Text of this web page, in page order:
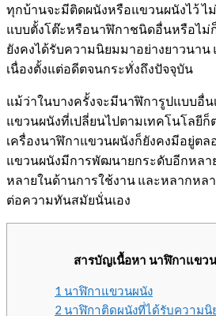
ทุกบ้านจะมีติดผนังหรือแขวนผนังไว้ ไ
แบบตั้งโต๊ะหรือนาฬิกาชนิดอื่นหรือไม่
ยังคงได้รับความนิยมมาอย่างยาวนา
เนื่องตั้งแต่อดีตจนกระทั่งถึงปัจจุบัน
แม้ว่าในบางครั้งจะมีนาฬิการูปแบบอื่
แขวนผนังที่เปลี่ยนไปตามเทคโนโลยีก็
เครื่องนาฬิกาแขวนผนังก็ยังคงมีอยู่ตล
แขวนผนังมีการพัฒนายกระดับอีกหล
หลายในด้านการใช้งาน และหลากหล
ต่อความทันสมัยนั่นเอง
สารบัญเนื้อหา นาฬิกาแขว
1 นาฬิกาแขวนผนัง
2 นาฬิกาติดผนังที่ได้รับความนิ